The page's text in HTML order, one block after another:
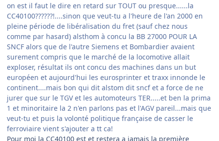
on est il faut le dire en retard sur TOUT ou presque......la
CC40100??????!....sinon que veut-tu a l'heure de l'an 2000 en
pleine période de libéralisation du fret (sauf chez nous
comme par hasard) alsthom à concu la BB 27000 POUR LA
SNCF alors que de l'autre Siemens et Bombardier avaient
surement compris que le marché de la locomotive allait
exploser, résultat ils ont concu des machines dans un but
européen et aujourd'hui les eurosprinter et traxx innonde le
continent....mais bon qui dit alstom dit sncf et a force de ne
jurer que sur le TGV et les automoteurs TER.....et ben la prima
1 et minoritaire la 2 n'en parlons pas et l'AGV pareil...mais que
veut-tu et puis la volonté politique française de casser le
ferroviaire vient s'ajouter a tt ca!
Pour moi la CC40100 est et restera a jamais la première